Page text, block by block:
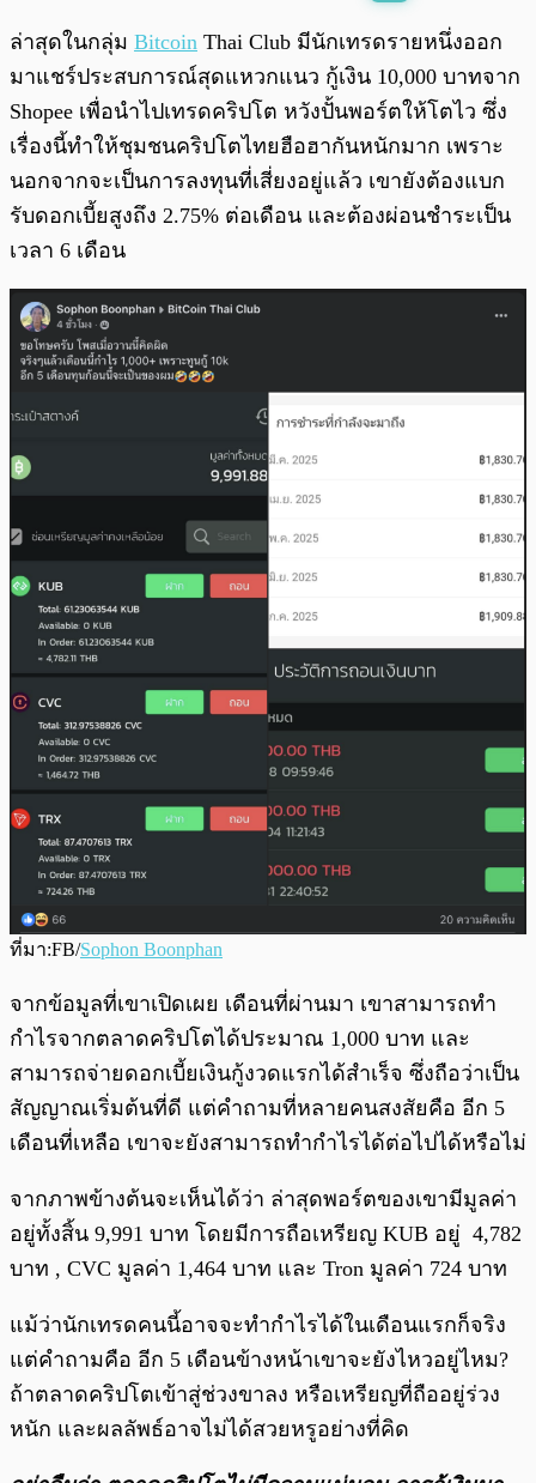
พร้อมเล่น /
ล่าสุดในกลุ่ม Bitcoin Thai Club มีนักเทรดรายหนึ่งออก
มาแชร์ประสบการณ์สุดแหวกแนว กู้เงิน 10,000 บาทจาก
Shopee เพื่อนำไปเทรดคริปโต หวังปั้นพอร์ตให้โตไว ซึ่ง
เรื่องนี้ทำให้ชุมชนคริปโตไทยฮือฮากันหนักมาก เพราะ
นอกจากจะเป็นการลงทุนที่เสี่ยงอยู่แล้ว เขายังต้องแบก
รับดอกเบี้ยสูงถึง 2.75% ต่อเดือน และต้องผ่อนชำระเป็น
เวลา 6 เดือน
ที่มา:FB/Sophon Boonphan
จากข้อมูลที่เขาเปิดเผย เดือนที่ผ่านมา เขาสามารถทำ
กำไรจากตลาดคริปโตได้ประมาณ 1,000 บาท และ
สามารถจ่ายดอกเบี้ยเงินกู้งวดแรกได้สำเร็จ ซึ่งถือว่าเป็น
สัญญาณเริ่มต้นที่ดี แต่คำถามที่หลายคนสงสัยคือ อีก 5
เดือนที่เหลือ เขาจะยังสามารถทำกำไรได้ต่อไปได้หรือไม่
จากภาพข้างต้นจะเห็นได้ว่า ล่าสุดพอร์ตของเขามีมูลค่า
อยู่ทั้งสิ้น 9,991 บาท โดยมีการถือเหรียญ KUB อยู่ 4,782
บาท , CVC มูลค่า 1,464 บาท และ Tron มูลค่า 724 บาท
แม้ว่านักเทรดคนนี้อาจจะทำกำไรได้ในเดือนแรกก็จริง
แต่คำถามคือ อีก 5 เดือนข้างหน้าเขาจะยังไหวอยู่ไหม?
ถ้าตลาดคริปโตเข้าสู่ช่วงขาลง หรือเหรียญที่ถืออยู่ร่วง
หนัก และผลลัพธ์อาจไม่ได้สวยหรูอย่างที่คิด